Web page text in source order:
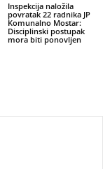
Inspekcija naložila
povratak 22 radnika JP
Komunalno Mostar:
Disciplinski postupak
mora biti ponovljen